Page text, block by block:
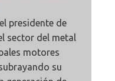
presidente de
sector del metal
motores
su